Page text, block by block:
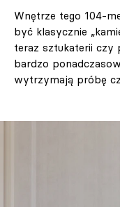
Wnętrze tego 104-
być klasycznie
teraz sztukaterii czy
bardzo
wytrzymają próbę